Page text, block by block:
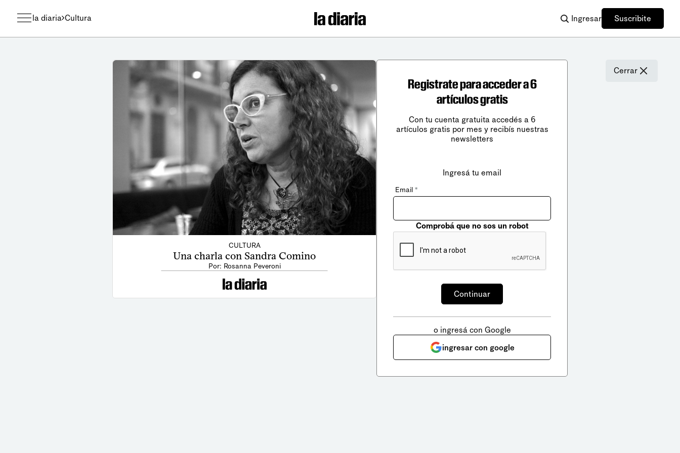
la diaria Cultura Ingresar Suscribite
CULTURA
Una charla con Sandra Comino
Por: Rosanna Peveroni
Cerrar
Registrate para acceder a 6
artículos gratis
Con tu cuenta gratuita accedés a 6
artículos gratis por mes y recibís nuestras
newsletters
Ingresá tu email
Email *
Comprobá que no sos un robot
o ingresá con Google
ingresar con google